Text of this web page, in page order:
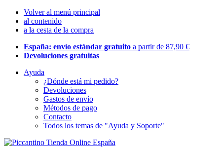
Volver al menú principal
al contenido
a la cesta de la compra
España: envío estándar gratuito a partir de 87,90 €
Devoluciones gratuitas
Ayuda
¿Dónde está mi pedido?
Devoluciones
Gastos de envío
Métodos de pago
Contacto
Todos los temas de "Ayuda y Soporte"